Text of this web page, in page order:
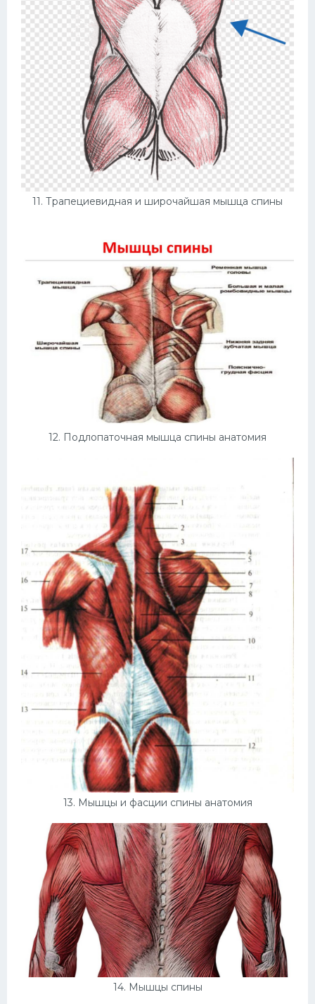
11. Трапециевидная и широчайшая мышца спины
12. Подлопаточная мышца спины анатомия
13. Мышцы и фасции спины анатомия
14. Мышцы спины